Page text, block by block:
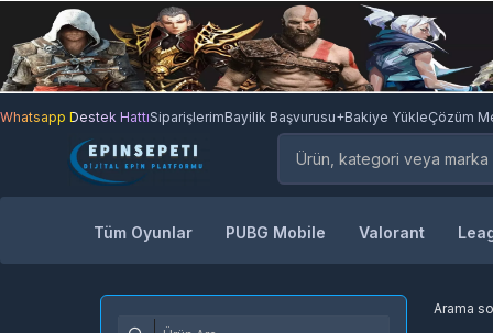
Whatsapp Destek HattıSiparişlerimBayilik Başvurusu+Bakiye YükleÇözüm
Tüm Oyunlar PUBG Mobile Valorant
Arama